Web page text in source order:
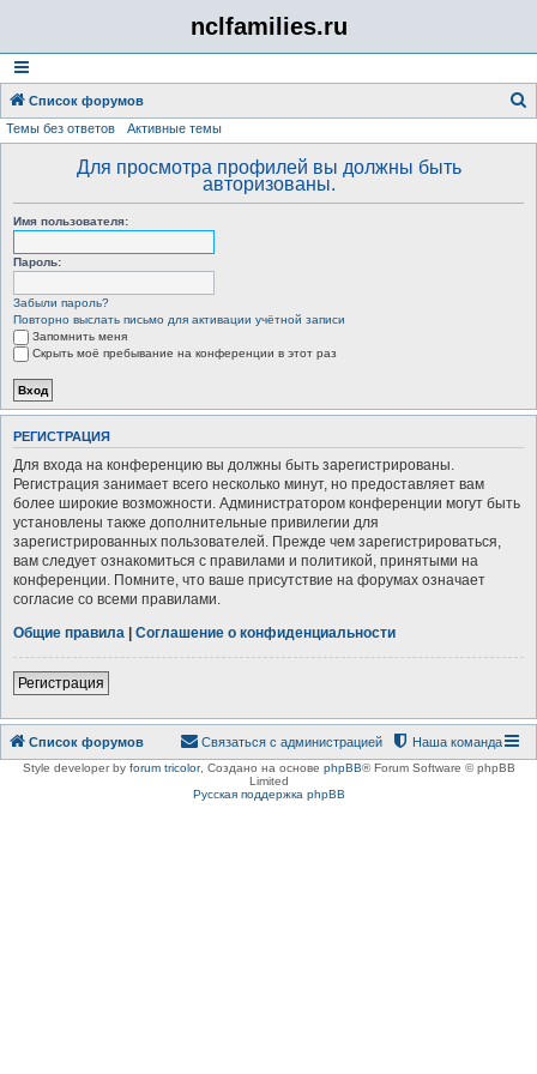
nclfamilies.ru
Список форумов
Темы без ответов Активные темы
Для просмотра профилей вы должны быть
авторизованы.
Имя пользователя:
Пароль:
Забыли пароль?
Повторно выслать письмо для активации учётной записи
Запомнить меня
Скрыть моё пребывание на конференции в этот раз
РЕГИСТРАЦИЯ
Для входа на конференцию вы должны быть зарегистрированы.
Регистрация занимает всего несколько минут, но предоставляет вам
более широкие возможности. Администратором конференции могут быть
установлены также дополнительные привилегии для
зарегистрированных пользователей. Прежде чем зарегистрироваться,
вам следует ознакомиться с правилами и политикой, принятыми на
конференции. Помните, что ваше присутствие на форумах означает
согласие со всеми правилами.
Общие правила | Соглашение о конфиденциальности
Регистрация
Список форумов Наша команда
Связаться с администрацией
Style developer by forum tricolor, Создано на основе phpBB® Forum Software © phpBB
Limited
Русская поддержка phpBB